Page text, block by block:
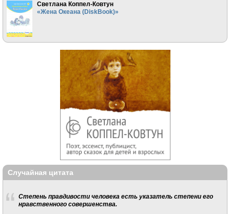
Светлана Коппел-Ковтун
«Жена Океана (DiskBook)»
Случайная цитата
Степень правдивости человека есть указатель степени его
нравственного совершенства.